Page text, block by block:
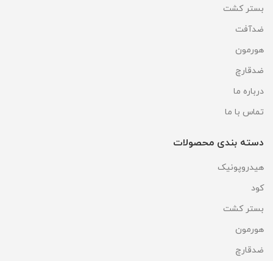
بستر کشت
ضدآفت
هورمون
ضدقارچ
درباره ما
تماس با ما
دسته بندی محصولات
هیدروپونیک
کود
بستر کشت
هورمون
ضدقارچ